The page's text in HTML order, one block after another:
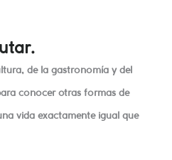
de la gastronomía y del
conocer otras formas de
vida exactamente igual que